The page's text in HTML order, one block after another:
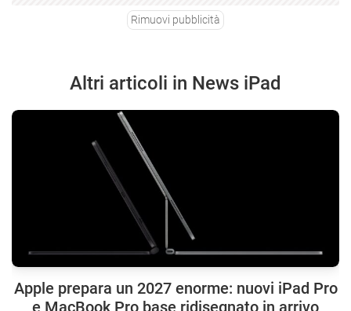
Rimuovi pubblicità
Altri articoli in News iPad
Apple prepara un 2027 enorme: nuovi iPad Pro
e MacBook Pro base ridisegnato in arrivo